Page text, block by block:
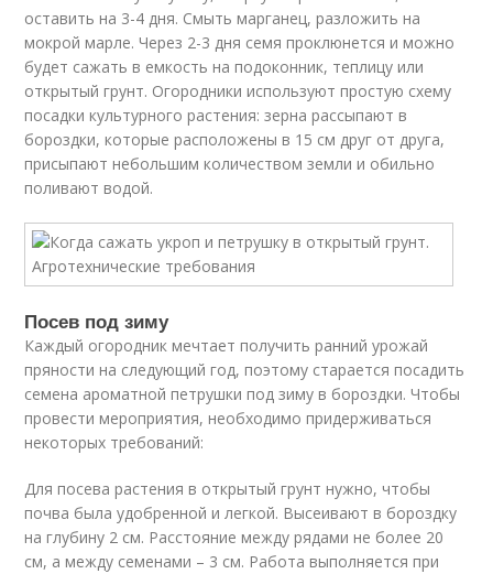
оставить на 3-4 дня. Смыть марганец, разложить на
мокрой марле. Через 2-3 дня семя проклюнется и можно
будет сажать в емкость на подоконник, теплицу или
открытый грунт. Огородники используют простую схему
посадки культурного растения: зерна рассыпают в
бороздки, которые расположены в 15 см друг от друга,
присыпают небольшим количеством земли и обильно
поливают водой.
Посев под зиму
Каждый огородник мечтает получить ранний урожай
пряности на следующий год, поэтому старается посадить
семена ароматной петрушки под зиму в бороздки. Чтобы
провести мероприятия, необходимо придерживаться
некоторых требований:
Для посева растения в открытый грунт нужно, чтобы
почва была удобренной и легкой. Высеивают в бороздку
на глубину 2 см. Расстояние между рядами не более 20
см, а между семенами – 3 см. Работа выполняется при